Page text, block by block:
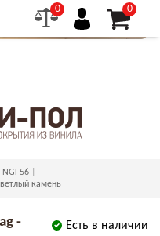
0 0
NGF56
камень
Есть в наличии
-